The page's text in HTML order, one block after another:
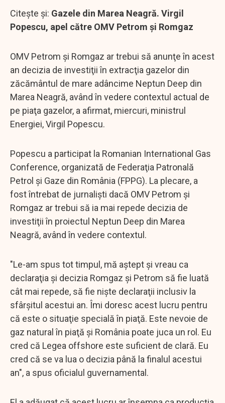
Citește și: Gazele din Marea Neagră. Virgil
Popescu, apel către OMV Petrom și Romgaz
OMV Petrom şi Romgaz ar trebui să anunţe în acest
an decizia de investiţii în extracţia gazelor din
zăcământul de mare adâncime Neptun Deep din
Marea Neagră, având în vedere contextul actual de
pe piaţa gazelor, a afirmat, miercuri, ministrul
Energiei, Virgil Popescu.
Popescu a participat la Romanian International Gas
Conference, organizată de Federaţia Patronală
Petrol şi Gaze din România (FPPG). La plecare, a
fost întrebat de jurnalişti dacă OMV Petrom şi
Romgaz ar trebui să ia mai repede decizia de
investiţii în proiectul Neptun Deep din Marea
Neagră, având în vedere contextul.
"Le-am spus tot timpul, mă aştept şi vreau ca
declaraţia şi decizia Romgaz şi Petrom să fie luată
cât mai repede, să fie nişte declaraţii inclusiv la
sfârşitul acestui an. Îmi doresc acest lucru pentru
că este o situaţie specială în piaţă. Este nevoie de
gaz natural în piaţă şi România poate juca un rol. Eu
cred că Legea offshore este suficient de clară. Eu
cred că se va lua o decizia până la finalul acestui
an", a spus oficialul guvernamental.